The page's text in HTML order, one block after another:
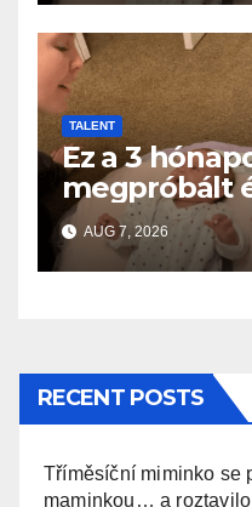
TALENT
Ez a 3
megpróbált
anyával… és
olvasztotta
AUG 7, 2026
RECENT POSTS
Tříměsíční miminko se
maminkou… a